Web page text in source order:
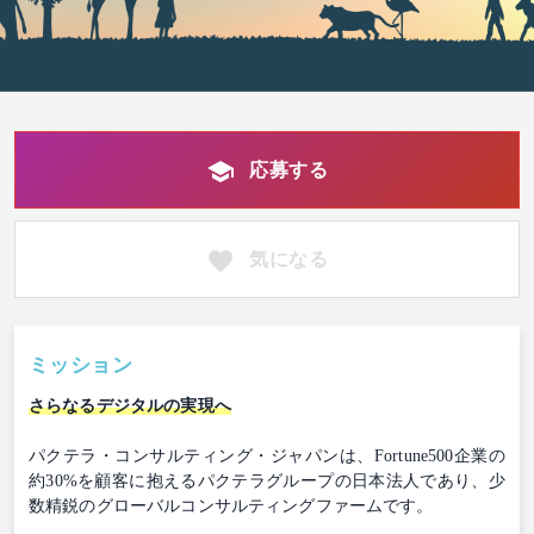
応募する
気になる
ミッション
さらなるデジタルの実現へ
パクテラ・コンサルティング・ジャパンは、Fortune500企業の
約30%を顧客に抱えるパクテラグループの日本法人であり、少
数精鋭のグローバルコンサルティングファームです。